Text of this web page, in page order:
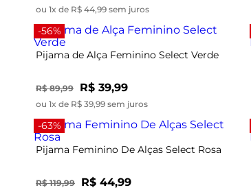
ou 1x de R$ 44,99 sem juros
-56%
Pijama de Alça Feminino Select Verde
R$ 89,99 R$ 39,99
ou 1x de R$ 39,99 sem juros
-63%
Pijama Feminino De Alças Select Rosa
R$ 119,99 R$ 44,99